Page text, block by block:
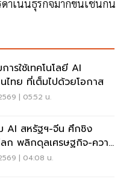
ำเนินธุรกิจมากขึ้นเช่นกัน
ารใช้เทคโนโลยี AI
ไทย ที่เต็มไปด้วยโอกาส
| 05:52 น.
AI สหรัฐฯ-จีน ศึกชิง
ลก พลิกดุลเศรษฐกิจ-ความ
| 04:08 น.